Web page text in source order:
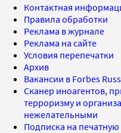
Контактная
Правила обработки
Реклама в журнале
Реклама на сайте
Условия перепечатки
Архив
Вакансии в Forbes
Сканер иноагентов,
терроризму и
нежелательными
Подписка на